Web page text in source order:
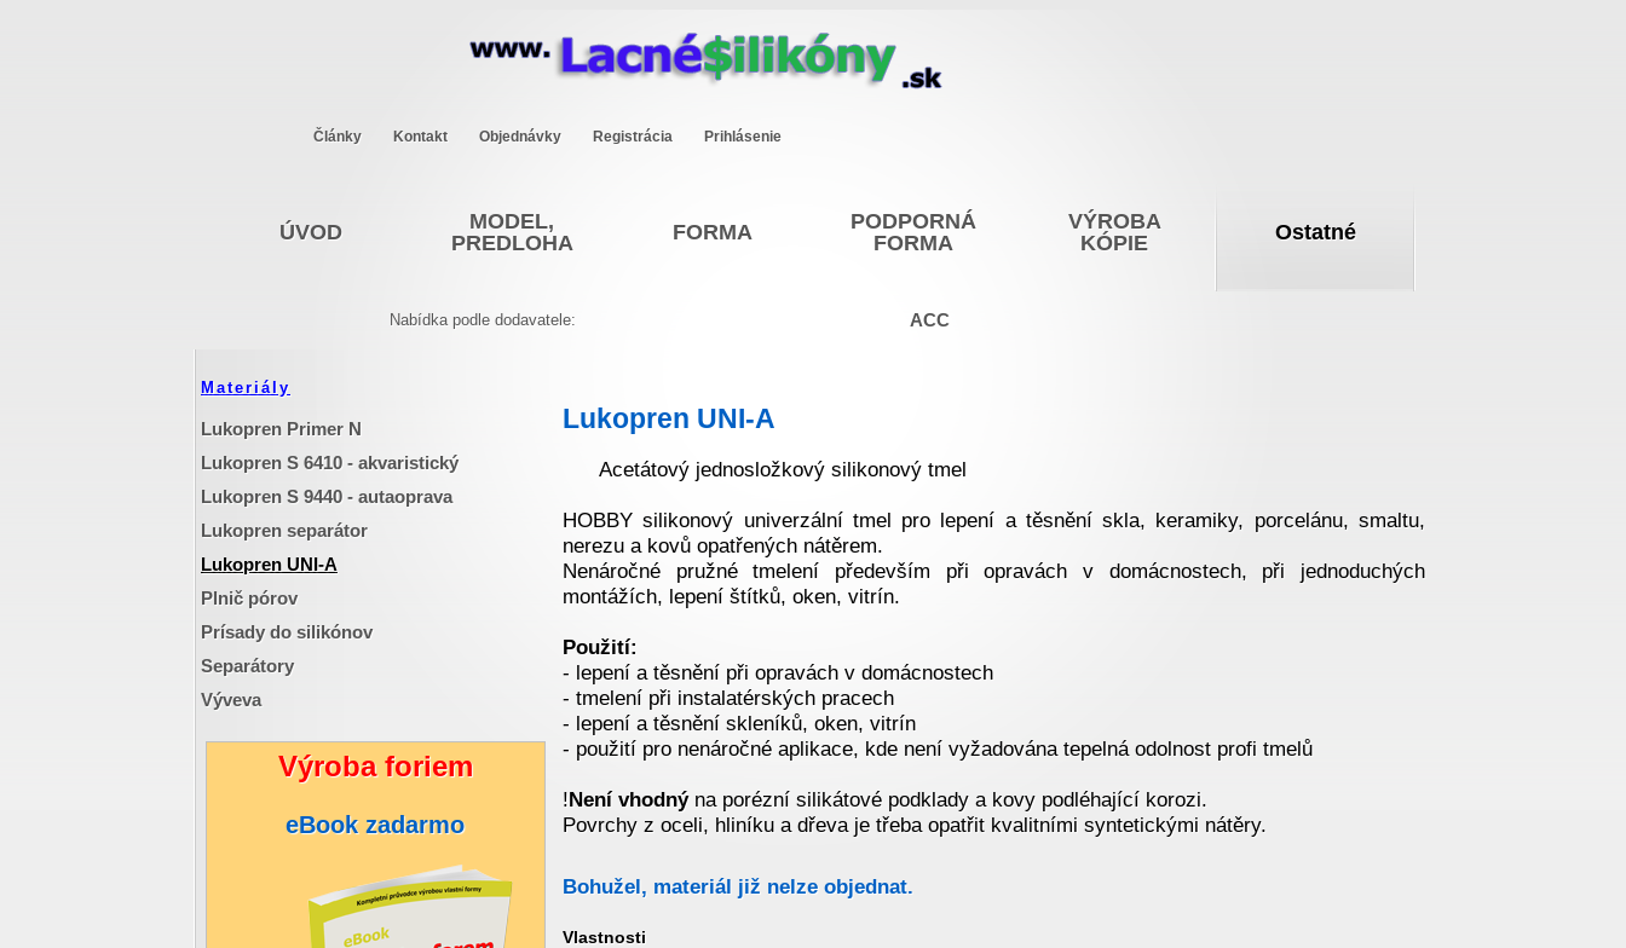
Články Kontakt Objednávky Registrácia Prihlásenie
ÚVOD
MODEL,
PREDLOHA
FORMA
PODPORNÁ
FORMA
VÝROBA
KÓPIE
Ostatné
Nabídka podle dodavatele: ACC
Materiály
Lukopren Primer N
Lukopren S 6410 - akvaristický
Lukopren S 9440 - autaoprava
Lukopren separátor
Lukopren UNI-A
Plnič pórov
Prísady do silikónov
Separátory
Výveva
Výroba foriem
eBook zadarmo
Lukopren UNI-A
Acetátový jednosložkový silikonový tmel
HOBBY silikonový univerzální tmel pro lepení a těsnění skla, keramiky, porcelánu, smaltu,
nerezu a kovů opatřených nátěrem.
Nenáročné pružné tmelení především při opravách v domácnostech, při jednoduchých
montážích, lepení štítků, oken, vitrín.
Použití:
- lepení a těsnění při opravách v domácnostech
- tmelení při instalatérských pracech
- lepení a těsnění skleníků, oken, vitrín
- použití pro nenáročné aplikace, kde není vyžadována tepelná odolnost profi tmelů
!Není vhodnýna porézní silikátové podklady a kovy podléhající korozi.
Povrchy z oceli, hliníku a dřeva je třeba opatřit kvalitními syntetickými nátěry.
Bohužel, materiál již nelze objednat.
Vlastnosti